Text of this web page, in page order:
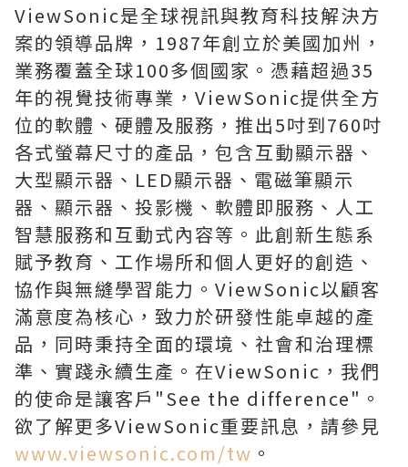
ViewSonic是全球視訊與教育科技解決方
案的領導品牌，1987年創立於美國加州，
業務覆蓋全球100多個國家。憑藉超過35
年的視覺技術專業，ViewSonic提供全方
位的軟體、硬體及服務，推出5吋到760吋
各式螢幕尺寸的產品，包含互動顯示器、
大型顯示器、LED顯示器、電磁筆顯示
器、顯示器、投影機、軟體即服務、人工
智慧服務和互動式內容等。此創新生態系
賦予教育、工作場所和個人更好的創造、
協作與無縫學習能力。ViewSonic以顧客
滿意度為核心，致力於研發性能卓越的產
品，同時秉持全面的環境、社會和治理標
準、實踐永續生產。在ViewSonic，我們
的使命是讓客戶"See the difference"。
欲了解更多ViewSonic重要訊息，請參見
www.viewsonic.com/tw 。